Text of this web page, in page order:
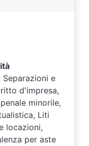
e
d'impresa,
minorile,
Liti
locazioni,
per aste